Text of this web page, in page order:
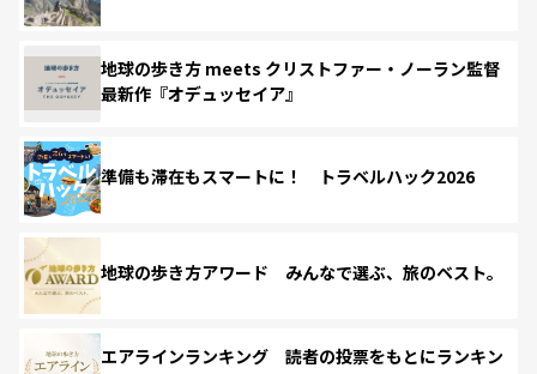
地球の歩き方 meets クリストファー・ノーラン監督
最新作『オデュッセイア』
準備も滞在もスマートに！ トラベルハック2026
地球の歩き方アワード みんなで選ぶ、旅のベスト。
エアラインランキング 読者の投票をもとにランキン